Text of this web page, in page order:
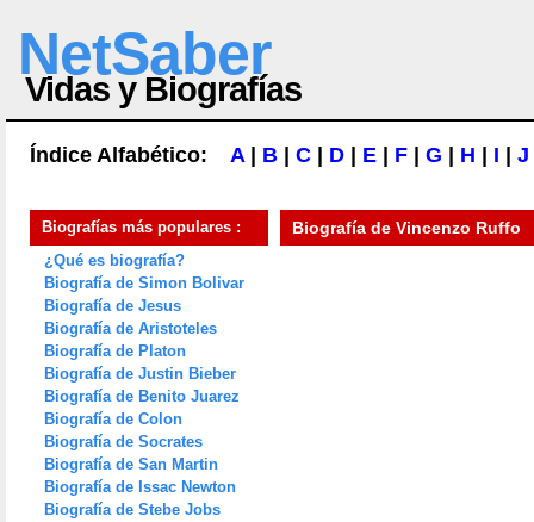
NetSaber
Vidas y Biografías
Índice Alfabético: A| B C D E F G H I J
Biografías más populares :
¿Qué es biografía?
Biografía de Simon Bolivar
Biografía de Jesus
Biografía de Aristoteles
Biografía de Platon
Biografía de Justin Bieber
Biografía de Benito Juarez
Biografía de Colon
Biografía de Socrates
Biografía de San Martin
Biografía de Issac Newton
Biografía de Stebe Jobs
Biografía de Vincenzo Ruffo